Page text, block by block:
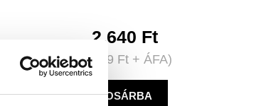
2.640 Ft
(2.079 Ft+ ÁFA)
KOSÁRBA